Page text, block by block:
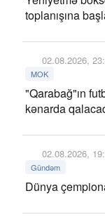
toplanışına
02.08.2026,
MOK
"Qarabağ"ın
kənarda
02.08.2026,
Gündəm
Dünya